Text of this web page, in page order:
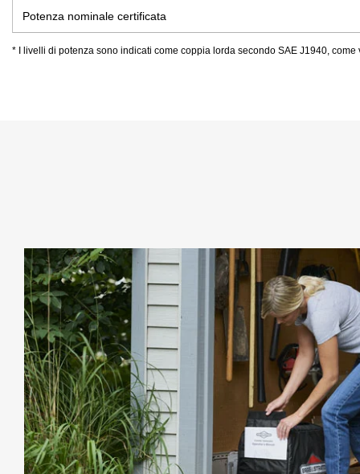
Potenza nominale certificata
* I livelli di potenza sono indicati come coppia lorda secondo SAE J1940, come